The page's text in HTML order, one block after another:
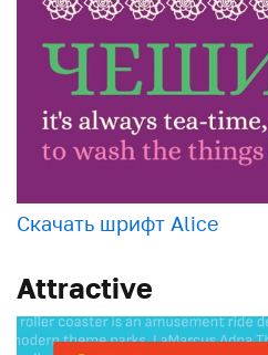
Скачать шрифт Alice
Attractive